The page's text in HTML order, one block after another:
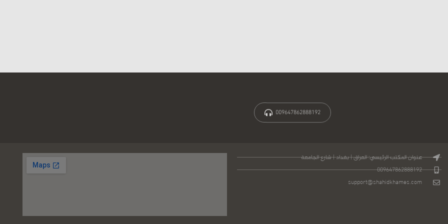
009647862888192
عنوان المكتب الرئيسي: العراق | بغداد | شارع الجامعة
009647862888192
support@shahidkhames.com